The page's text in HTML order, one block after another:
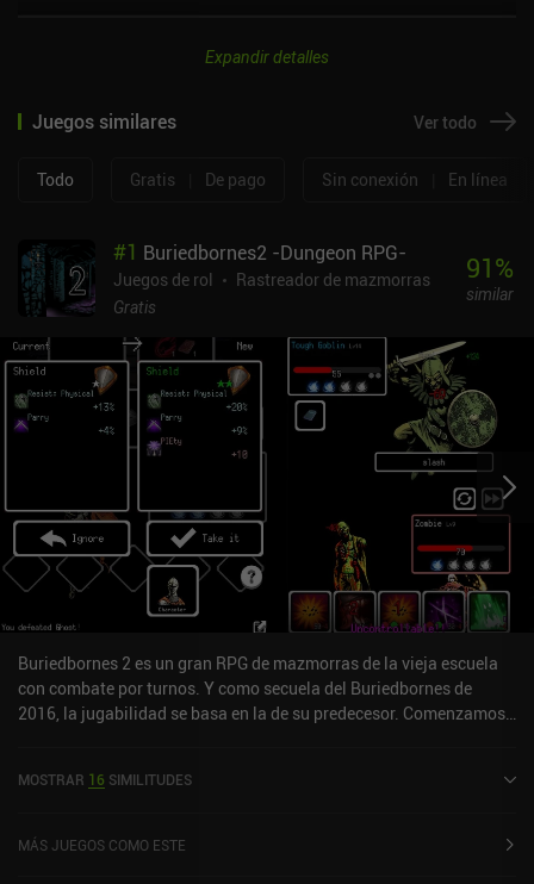
Expandir detalles
Juegos similares Ver todo
Todo Gratis De pago Sin conexión En línea
#1 Buriedbornes2 -Dungeon RPG-
Juegos de rol
Rastreador de mazmorras
Gratis
91%
similar
Buriedbornes 2 es un gran RPG de mazmorras de la vieja escuela
con combate por turnos. Y como secuela del Buriedbornes de
2016, la jugabilidad se basa en la de su predecesor. Comenzamos
las hemos unido a nuestra raza/trabajo en partidas anteriores.
mientras que el trabajo define nuestras habilidades iniciales.
MOSTRAR 16 SIMILITUDES
MÁS JUEGOS COMO ESTE